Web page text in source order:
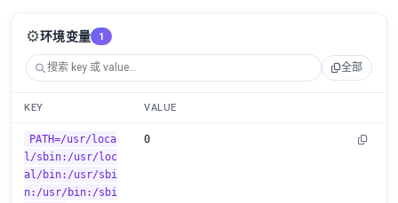
⚙️环境变量 1
全部
KEY VALUE
PATH=/usr/loca
l/sbin:/usr/loc
al/bin:/usr/sbi
n:/usr/bin:/sbi
0